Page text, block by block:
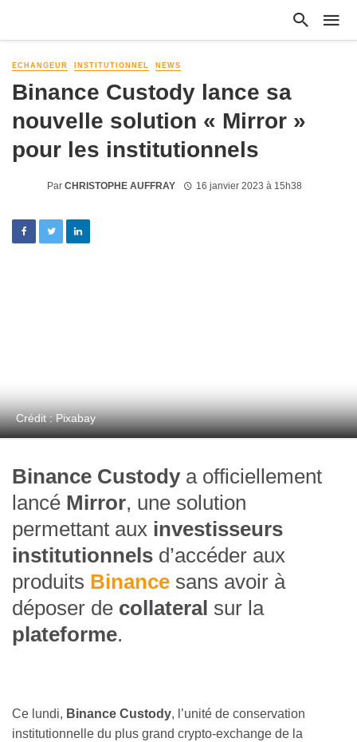
ECHANGEUR INSTITUTIONNEL NEWS
Binance Custody lance sa
nouvelle solution « Mirror »
pour les institutionnels
Par CHRISTOPHE AUFFRAY 16 janvier 2023 à 15h38
Crédit : Pixabay
Binance Custodya officiellement
lancé Mirror, une solution
permettant aux investisseurs
institutionnels d’accéder aux
produits Binance sans avoir à
déposer de collateral sur la
plateforme.
Ce lundi, Binance Custody, l’unité de conservation
institutionnelle du plus grand crypto-exchange de la